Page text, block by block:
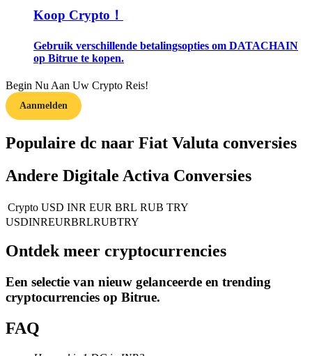
Futures-startgids
Leer hoe u winstgevend kunt blijven
Koop Crypto！
Gebruik verschillende betalingsopties om DATACHAIN
op Bitrue te kopen.
Begin Nu Aan Uw Crypto Reis!
Aanmelden
Populaire dc naar Fiat Valuta conversies
Andere Digitale Activa Conversies
Crypto USD INR EUR BRL RUB TRY
USDINREURBRLRUBTRY
Ontdek meer cryptocurrencies
Een selectie van nieuw gelanceerde en trending
cryptocurrencies op Bitrue.
FAQ